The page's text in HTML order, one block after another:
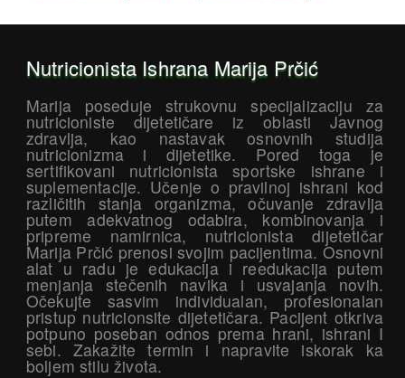
Nutricionista Ishrana Marija Prčić
Marija poseduje strukovnu specijalizaciju za
nutricioniste dijetetičare iz oblasti Javnog
zdravlja, kao nastavak osnovnih studija
nutricionizma i dijetetike. Pored toga je
sertifikovani nutricionista sportske ishrane i
suplementacije. Učenje o pravilnoj ishrani kod
različitih stanja organizma, očuvanje zdravlja
putem adekvatnog odabira, kombinovanja i
pripreme namirnica, nutricionista dijetetičar
Marija Prčić prenosi svojim pacijentima. Osnovni
alat u radu je edukacija i reedukacija putem
menjanja stečenih navika i usvajanja novih.
Očekujte sasvim individualan, profesionalan
pristup nutricionsite dijetetičara. Pacijent otkriva
potpuno poseban odnos prema hrani, ishrani I
sebi. Zakažite termin i napravite iskorak ka
boljem stilu života.